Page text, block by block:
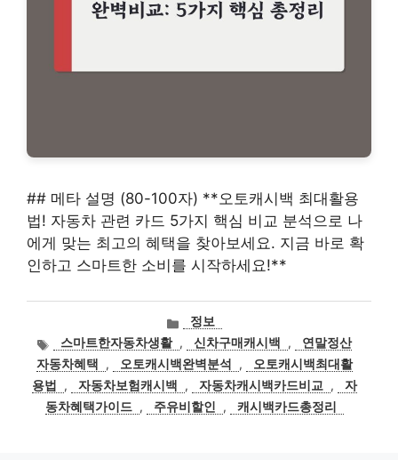
## 메타 설명 (80-100자) **오토캐시백 최대활용
법! 자동차 관련 카드 5가지 핵심 비교 분석으로 나
에게 맞는 최고의 혜택을 찾아보세요. 지금 바로 확
인하고 스마트한 소비를 시작하세요!**
카
고
리
정보
태
그
스마트한자동차생활 , 신차구매캐시백 ,
연말정산
자동차혜택
, 오토캐시백완벽분석 ,
오토캐시백최대활
용법
, 자동차보험캐시백 , 자동차캐시백카드비교 ,
자
동차혜택가이드 , 주유비할인 , 캐시백카드총정리